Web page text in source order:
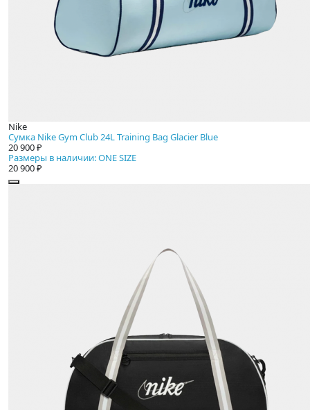
Nike
Сумка Nike Gym Club 24L Training Bag Glacier Blue
20 900 ₽
Размеры в наличии: ONE SIZE
20 900 ₽